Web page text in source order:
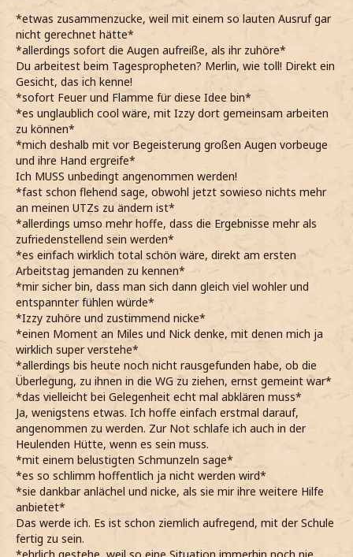
*etwas zusammenzucke, weil mit einem so lauten Ausruf gar
nicht gerechnet hätte*
*allerdings sofort die Augen aufreiße, als ihr zuhöre*
Du arbeitest beim Tagespropheten? Merlin, wie toll! Direkt ein
Gesicht, das ich kenne!
*sofort Feuer und Flamme für diese Idee bin*
*es unglaublich cool wäre, mit Izzy dort gemeinsam arbeiten
zu können*
*mich deshalb mit vor Begeisterung großen Augen vorbeuge
und ihre Hand ergreife*
Ich MUSS unbedingt angenommen werden!
*fast schon flehend sage, obwohl jetzt sowieso nichts mehr
an meinen UTZs zu ändern ist*
*allerdings umso mehr hoffe, dass die Ergebnisse mehr als
zufriedenstellend sein werden*
*es einfach wirklich total schön wäre, direkt am ersten
Arbeitstag jemanden zu kennen*
*mir sicher bin, dass man sich dann gleich viel wohler und
entspannter fühlen würde*
*Izzy zuhöre und zustimmend nicke*
*einen Moment an Miles und Nick denke, mit denen mich ja
wirklich super verstehe*
*allerdings bis heute noch nicht rausgefunden habe, ob die
Überlegung, zu ihnen in die WG zu ziehen, ernst gemeint war*
*das vielleicht bei Gelegenheit echt mal abklären muss*
Ja, wenigstens etwas. Ich hoffe einfach erstmal darauf,
angenommen zu werden. Zur Not schlafe ich auch in der
Heulenden Hütte, wenn es sein muss.
*mit einem belustigten Schmunzeln sage*
*es so schlimm hoffentlich ja nicht werden wird*
*sie dankbar anlächel und nicke, als sie mir ihre weitere Hilfe
anbietet*
Das werde ich. Es ist schon ziemlich aufregend, mit der Schule
fertig zu sein.